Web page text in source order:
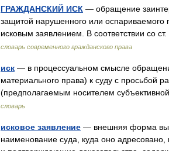
ГРАЖДАНСКИЙ ИСК — обращение
защитой нарушенного или
исковым заявлением. В соответствии со
словарь современного гражданского права
иск — в процессуальном смысле
материального права) к суду с просьбой
(предполагаемым носителем
словарь
исковое заявление — внешняя форма
наименование суда, куда оно